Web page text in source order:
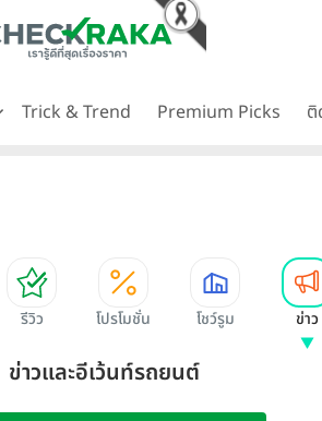
Trick & Trend Premium Picks ติ
รีวิว โปรโมชั่น โชว์รูม ข่าว
ข่าวและอีเว้นท์รถยนต์